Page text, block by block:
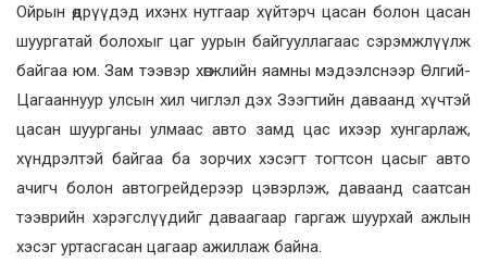
Ойрын өдрүүдэд ихэнх нутгаар хүйтэрч цасан болон цасан
шуургатай болохыг цаг уурын байгууллагаас сэрэмжлүүлж
байгаа юм. Зам тээвэр хөгжлийн яамны мэдээлснээр Өлгий-
Цагааннуур улсын хил чиглэл дэх Зээгтийн даваанд хүчтэй
цасан шуурганы улмаас авто замд цас ихээр хунгарлаж,
хүндрэлтэй байгаа ба зорчих хэсэгт тогтсон цасыг авто
ачигч болон автогрейдерээр цэвэрлэж, даваанд саатсан
тээврийн хэрэгслүүдийг даваагаар гаргаж шуурхай ажлын
хэсэг уртасгасан цагаар ажиллаж байна.